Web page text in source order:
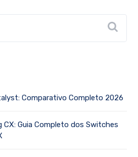
Comparativo Completo 2026
CX: Guia Completo dos Switches